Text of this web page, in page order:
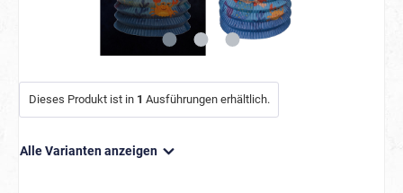
Dieses Produkt ist in 1 Ausführungen erhältlich.
Alle Varianten anzeigen